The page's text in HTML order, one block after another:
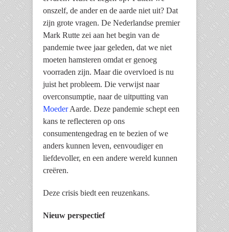
onszelf, de ander en de aarde niet uit? Dat
zijn grote vragen. De Nederlandse premier
Mark Rutte zei aan het begin van de
pandemie twee jaar geleden, dat we niet
moeten hamsteren omdat er genoeg
voorraden zijn. Maar die overvloed is nu
juist het probleem. Die verwijst naar
overconsumptie, naar de uitputting van
MoederAarde. Deze pandemie schept een
kans te reflecteren op ons
consumentengedrag en te bezien of we
anders kunnen leven, eenvoudiger en
liefdevoller, en een andere wereld kunnen
creëren.
Deze crisis biedt een reuzenkans.
Nieuw perspectief